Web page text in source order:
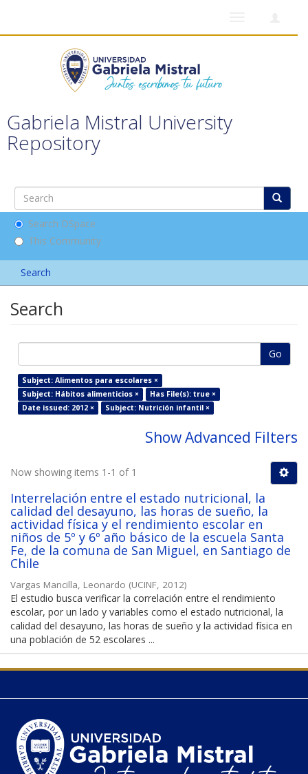
Gabriela Mistral University
Repository
Search DSpace
This Community
Search
Search
Go
Subject: Alimentos para escolares ×
Subject: Hábitos alimenticios ×
Has File(s): true ×
Date issued: 2012 ×
Subject: Nutrición infantil ×
Show Advanced Filters
Now showing items 1-1 of 1
Interrelación entre el estado nutricional, la
calidad del desayuno, las horas de sueño, la
actividad física y el rendimiento escolar en
niños de 5º y 6º año básico de la escuela Santa
Fe, de la comuna de San Miguel, en Santiago de
Chile
Vargas Mancilla, Leonardo (UCINF, 2012)
El estudio busca verificar la correlación entre el rendimiento
escolar, por un lado y variables como el estado nutricional, la
calidad del desayuno, las horas de sueño y la actividad física en
una población de 52 escolares ...